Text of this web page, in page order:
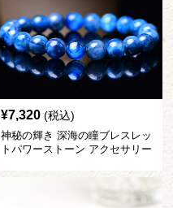
¥7,320 (税込)
神秘の輝き 深海の瞳ブレスレッ
トパワーストーン アクセサリー